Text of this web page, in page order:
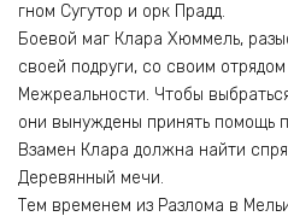
гном Сугутор и орк Прадд.
Боевой маг Клара Хюммель,
своей подруги, со своим
Межреальности. Чтобы
они вынуждены принять помощь
Взамен Клара должна найти
Деревянный мечи.
Тем временем из Разлома в